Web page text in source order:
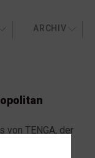
ARCHIV
von TENGA, der
Artikel